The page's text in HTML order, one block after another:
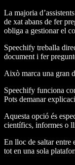
La majoria
de xat abans de fer
obliga a gestionar el
Speechify treballa
document i fer
Això marca una gran
Speechify funciona
Pots demanar
Aquesta opció és
científics, informes o
En lloc de saltar entre
tot en una sola